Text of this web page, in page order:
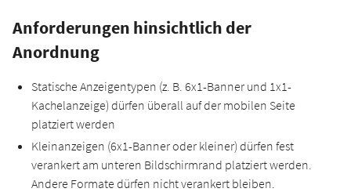
Anforderungen hinsichtlich der
Anordnung
Statische Anzeigentypen (z. B. 6x1-Banner und 1x1-
Kachelanzeige) dürfen überall auf der mobilen Seite
platziert werden
Kleinanzeigen (6x1-Banner oder kleiner) dürfen fest
verankert am unteren Bildschirmrand platziert werden.
Andere Formate dürfen nicht verankert bleiben.